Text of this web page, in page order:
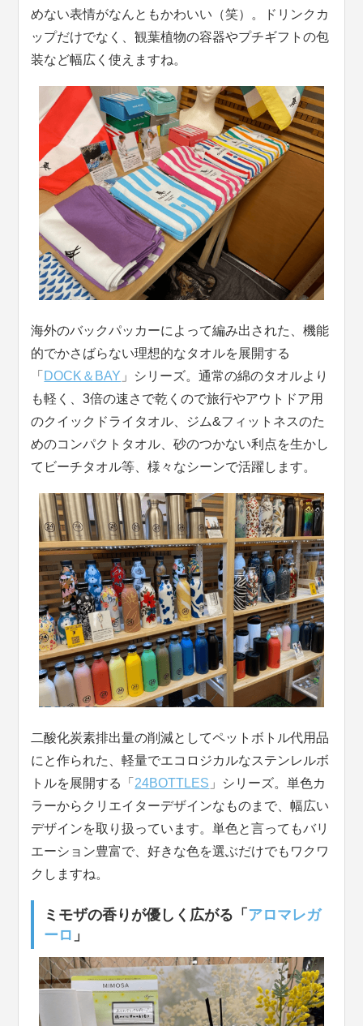
めない表情がなんともかわいい（笑）。ドリンクカ
ップだけでなく、観葉植物の容器やプチギフトの包
装など幅広く使えますね。
海外のバックパッカーによって編み出された、機能
的でかさばらない理想的なタオルを展開する
「 DOCK＆BAY 」シリーズ。通常の綿のタオルより
も軽く、3倍の速さで乾くので旅行やアウトドア用
のクイックドライタオル、ジム&フィットネスのた
めのコンパクトタオル、砂のつかない利点を生かし
てビーチタオル等、様々なシーンで活躍します。
二酸化炭素排出量の削減としてペットボトル代用品
にと作られた、軽量でエコロジカルなステンレルボ
トルを展開する「 24BOTTLES 」シリーズ。単色カ
ラーからクリエイターデザインなものまで、幅広い
デザインを取り扱っています。単色と言ってもバリ
エーション豊富で、好きな色を選ぶだけでもワクワ
クしますね。
ミモザの香りが優しく広がる「 アロマレガ
ーロ 」